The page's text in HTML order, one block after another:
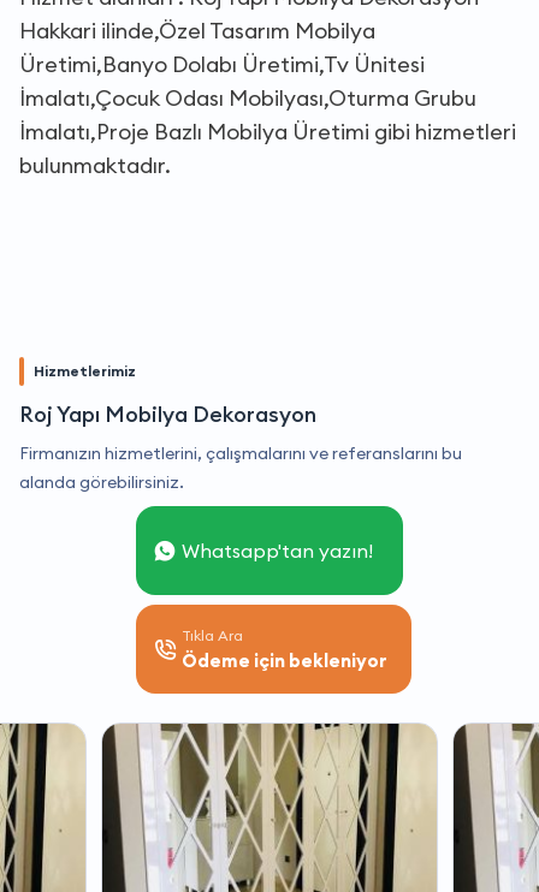
Hakkari ilinde,Özel Tasarım Mobilya
Üretimi,Banyo Dolabı Üretimi,Tv Ünitesi
İmalatı,Çocuk Odası Mobilyası,Oturma Grubu
İmalatı,Proje Bazlı Mobilya Üretimi gibi hizmetleri
bulunmaktadır.
Hizmetlerimiz
Roj Yapı Mobilya Dekorasyon
Firmanızın hizmetlerini, çalışmalarını ve referanslarını bu
alanda görebilirsiniz.
Whatsapp'tan yazın!
Tıkla Ara
Ödeme için bekleniyor